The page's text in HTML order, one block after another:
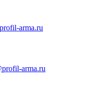
arma.ru
arma.ru